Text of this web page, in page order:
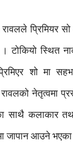
प्रिमियर सो
स्थित
शो मा
नेतृत्वमा
साथै कलाकार
जापान आउने